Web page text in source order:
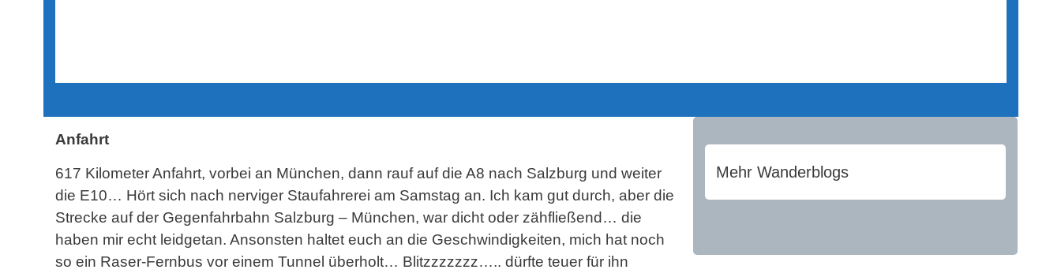
Anfahrt
617 Kilometer Anfahrt, vorbei an München, dann rauf auf die A8 nach Salzburg und weiter
die E10… Hört sich nach nerviger Staufahrerei am Samstag an. Ich kam gut durch, aber die
Strecke auf der Gegenfahrbahn Salzburg – München, war dicht oder zähfließend… die
haben mir echt leidgetan. Ansonsten haltet euch an die Geschwindigkeiten, mich hat noch
so ein Raser-Fernbus vor einem Tunnel überholt… Blitzzzzzzz….. dürfte teuer für ihn
Mehr Wanderblogs